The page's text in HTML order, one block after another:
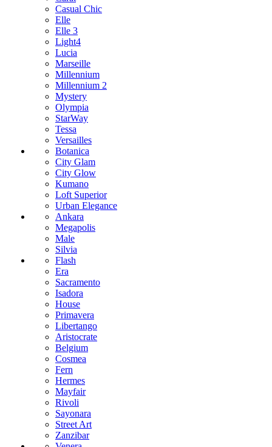
Casual Chic
Elle
Elle 3
Light4
Lucia
Marseille
Millennium
Millennium 2
Mystery
Olympia
StarWay
Tessa
Versailles
Botanica
City Glam
City Glow
Kumano
Loft Superior
Urban Elegance
Ankara
Megapolis
Male
Silvia
Flash
Era
Sacramento
Isadora
House
Primavera
Libertango
Aristocrate
Belgium
Cosmea
Fern
Hermes
Mayfair
Rivoli
Sayonara
Street Art
Zanzibar